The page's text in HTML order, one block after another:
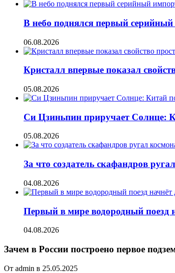
В небо поднялся первый
06.08.2026
Кристалл впервые показал
05.08.2026
Си Цзиньпин приручает Солнце:
05.08.2026
За что создатель скафандров
04.08.2026
Первый в мире водородный поезд
04.08.2026
Зачем в России построено первое
От admin в 25.05.2025